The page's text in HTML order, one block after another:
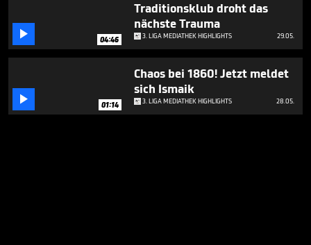
 04:46
Traditionsklub droht das
nächste Trauma
3. LIGA MEDIATHEK HIGHLIGHTS 29.05.
 01:14
Chaos bei 1860! Jetzt meldet
sich Ismaik
3. LIGA MEDIATHEK HIGHLIGHTS 28.05.